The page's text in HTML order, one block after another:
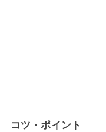
コツ・ポイント